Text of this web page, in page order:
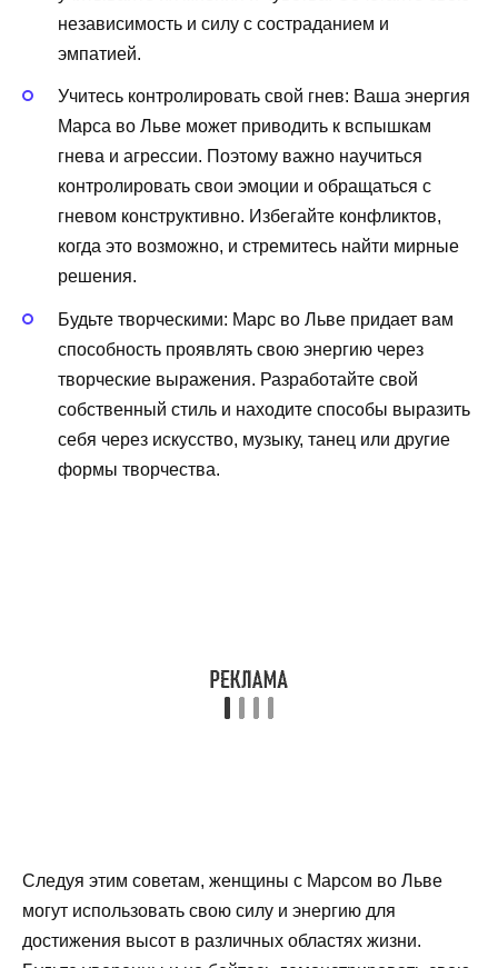
независимость и силу с состраданием и
эмпатией.
Учитесь контролировать свой гнев: Ваша энергия
Марса во Льве может приводить к вспышкам
гнева и агрессии. Поэтому важно научиться
контролировать свои эмоции и обращаться с
гневом конструктивно. Избегайте конфликтов,
когда это возможно, и стремитесь найти мирные
решения.
Будьте творческими: Марс во Льве придает вам
способность проявлять свою энергию через
творческие выражения. Разработайте свой
собственный стиль и находите способы выразить
себя через искусство, музыку, танец или другие
формы творчества.
Следуя этим советам, женщины с Марсом во Льве
могут использовать свою силу и энергию для
достижения высот в различных областях жизни.